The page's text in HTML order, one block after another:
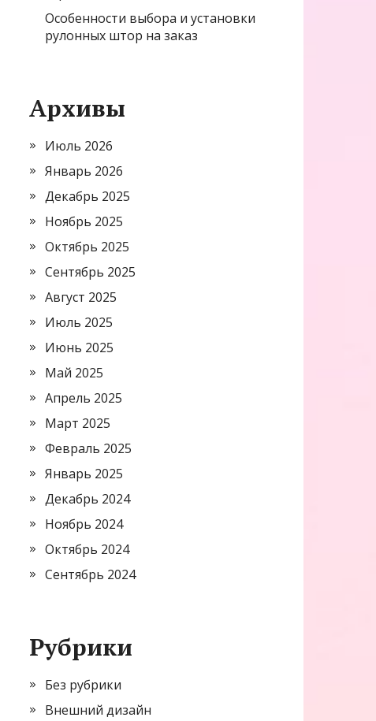
Особенности выбора и установки
рулонных штор на заказ
Архивы
Июль 2026
Январь 2026
Декабрь 2025
Ноябрь 2025
Октябрь 2025
Сентябрь 2025
Август 2025
Июль 2025
Июнь 2025
Май 2025
Апрель 2025
Март 2025
Февраль 2025
Январь 2025
Декабрь 2024
Ноябрь 2024
Октябрь 2024
Сентябрь 2024
Рубрики
Без рубрики
Внешний дизайн